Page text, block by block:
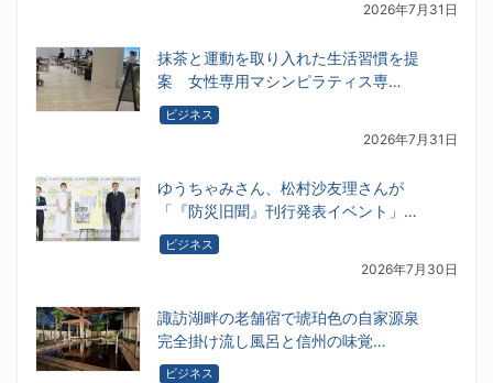
2026年7月31日
抹茶と運動を取り入れた生活習慣を提
案 女性専用マシンピラティス専…
ビジネス
2026年7月31日
ゆうちゃみさん、松村沙友理さんが
「『防災旧聞』刊行発表イベント」…
ビジネス
2026年7月30日
諏訪湖畔の老舗宿で琥珀色の自家源泉
完全掛け流し風呂と信州の味覚…
ビジネス